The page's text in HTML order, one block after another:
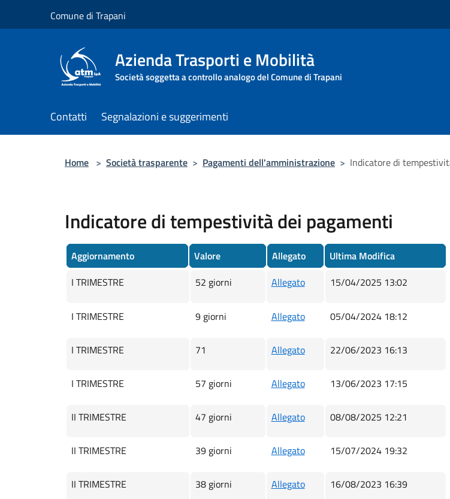
Comune di Trapani
Azienda Trasporti e Mobilità
Società soggetta a controllo analogo del Comune di Trapani
Contatti Segnalazioni e suggerimenti
Home > Società trasparente > Pagamenti dell'amministrazione > Indicatore di
Indicatore di tempestività dei pagamenti
Aggiornamento Valore Allegato
Ultima Modifica
I TRIMESTRE
52 giorni Allegato 15/04/2025 13:02
I TRIMESTRE 9 giorni Allegato 05/04/2024 18:12
I TRIMESTRE 71 Allegato 22/06/2023 16:13
I TRIMESTRE 57 giorni Allegato 13/06/2023 17:15
II TRIMESTRE 47 giorni Allegato 08/08/2025 12:21
II TRIMESTRE 39 giorni Allegato 15/07/2024 19:32
II TRIMESTRE 38 giorni Allegato 16/08/2023 16:39